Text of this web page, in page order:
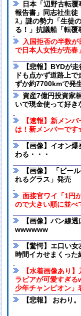
日本「辺野古転
報告書」同志社生徒
ｽ」謎の勢力「生徒
る！」抗議船「転
入国拒否の半数
で日本人女性が売春」
【悲報】BYDが
ドも点かず道路上
ずか約7700kmで発
資産7億円投資家
いで現金使って好き
【速報】新メン
は！新メンバーです
【画像】イオン
わる・・・
【画像】 「ビー
れるグラス」発売
面接官ワイ「1円
ので大きい順に並べ
【画像】パン線
wwwwww
【驚愕】エ口い
時間イカせまくった
【水着画像あり
ラビアが可愛すぎ
少年チャンピオン」
【悲報】 おわり。